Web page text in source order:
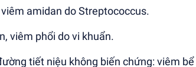
amidan do Streptococcus.
viêm phổi do vi khuẩn.
tiết niệu không biến chứng: viêm